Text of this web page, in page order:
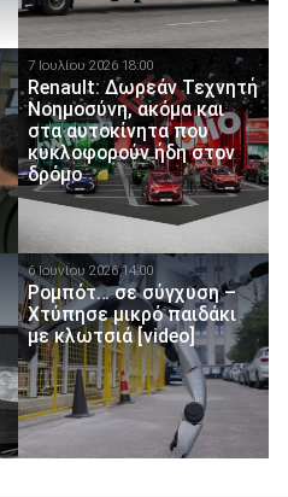
7 Ιουλίου 2026 18:00
Renault: Δωρεάν Τεχνητή
Νοημοσύνη, ακόμα και
στα αυτοκίνητα που
κυκλοφορούν ήδη στον
δρόμο
6 Ιουνίου 2026 14:00
Ρομπότ… σε σύγχυση –
Χτύπησε μικρό παιδάκι
με κλωτσιά [video]